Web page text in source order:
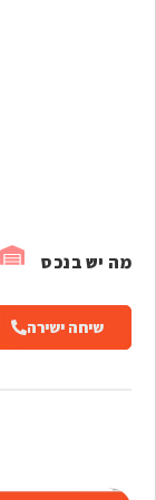
מה יש בנכס
שיחה ישירה